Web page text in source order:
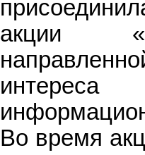
акции
Во время